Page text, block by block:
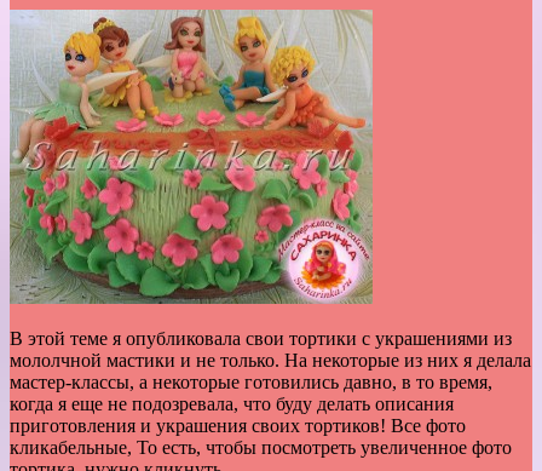
В этой теме я опубликовала свои тортики с украшениями из
мололчной мастики и не только. На некоторые из них я делала
мастер-классы, а некоторые готовились давно, в то время,
когда я еще не подозревала, что буду делать описания
приготовления и украшения своих тортиков! Все фото
кликабельные, То есть, чтобы посмотреть увеличенное фото